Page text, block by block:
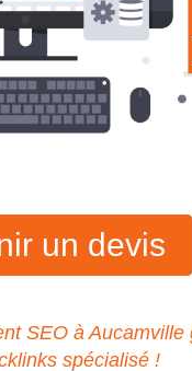
un devis
SEO à Aucamville
spécialisé !